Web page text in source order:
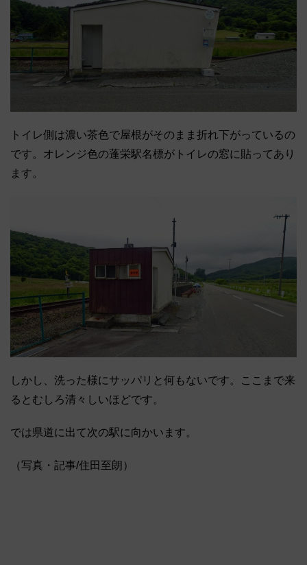
トイレ側は濃い茶色で屋根がそのまま折れ下がっているの
です。オレンジ色の蓬栄駅名標がトイレの窓に貼ってあり
ます。
しかし、洗った様にサッパリと何もないです。ここまで来
るとむしろ清々しいほどです。
では県道に出て次の駅に向かいます。
（写真・記事/住田至朗）